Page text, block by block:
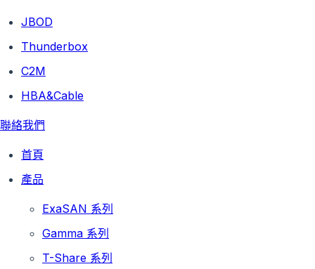
JBOD
Thunderbox
C2M
HBA&Cable
聯絡我們
首頁
產品
ExaSAN 系列
Gamma 系列
T-Share 系列